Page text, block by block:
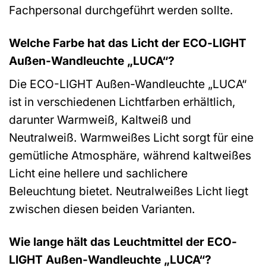
Fachpersonal durchgeführt werden sollte.
Welche Farbe hat das Licht der ECO-LIGHT
Außen-Wandleuchte „LUCA“?
Die ECO-LIGHT Außen-Wandleuchte „LUCA“
ist in verschiedenen Lichtfarben erhältlich,
darunter Warmweiß, Kaltweiß und
Neutralweiß. Warmweißes Licht sorgt für eine
gemütliche Atmosphäre, während kaltweißes
Licht eine hellere und sachlichere
Beleuchtung bietet. Neutralweißes Licht liegt
zwischen diesen beiden Varianten.
Wie lange hält das Leuchtmittel der ECO-
LIGHT Außen-Wandleuchte „LUCA“?